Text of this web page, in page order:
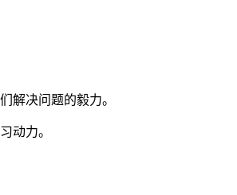
解决问题的毅力。
动力。